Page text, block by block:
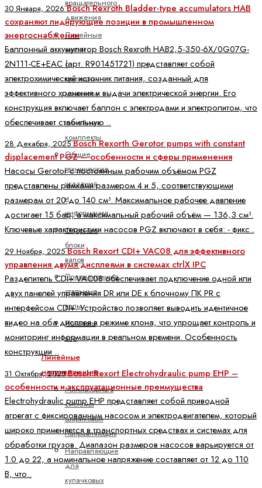
вращательного
движения
Линейные
втулки
с
крутящим
моментом
и
линейные
комплекты
Общие
технические
указания
и
информация
Опорные
блоки
валов
Прецизионные
стальные
валы
Показать
все
Линейные
направляющие
Миниатюрные
системы
шариковых
направляющих
Направляющие
для
кулачковых
30 Января, 2026Bosch Rexroth Bladder-type accumulators HAB
сохраняют лидирующие позиции в промышленном
энергоснабжении
Баллонный аккумулятор Bosch Rexroth HAB2,5-350-6X/0G07G-
2N111-CE+EAC (арт. R901451721) представляет собой
электрохимический источник питания, созданный для
эффективного хранения и выдачи электрической энергии. Его
конструкция включает баллон с электродами и электролитом, что
обеспечивает стабильную ..
28 Декабря, 2025Bosch Rexorth Gerotor pumps with constant
displacement PGZ — особенности и сферы применения
Насосы Gerotor с постоянным рабочим объёмом PGZ
представлены рамками размером 4 и 5, соответствующими
размерам от 20 до 140 см³. Максимальное рабочее давление
достигает 15 бар, а максимальный рабочий объём — 136,3 см³.
Ключевые характеристики насосов PGZ включают в себя: - фикс..
29 Ноября, 2025Bosch Rexort CDI+ VAC08 для эффективного
управления двумя дисплеями в системах ctrlX IPC
Разделитель CDI+ VAC08 обеспечивает подключение одной или
двух панелей управления DR или DE к блочному ПК PR с
интерфейсом CDI+. Устройство позволяет выводить идентичное
видео на оба дисплея в режиме клона, что упрощает контроль и
мониторинг информации в реальном времени. Особенность
конструкции ..
31 Октября, 2025Bosch Rexort Electrohydraulic pump EHP –
особенности и эксплуатационные преимущества
Electrohydraulic pump EHP представляет собой приводной
агрегат с фиксированным насосом и электродвигателем, который
широко применяется в транспортных средствах и системах для
обработки грузов. Диапазон размеров насосов варьируется от
1.0 до 22, а номинальное напряжение составляет от 12 до 110
В, что..